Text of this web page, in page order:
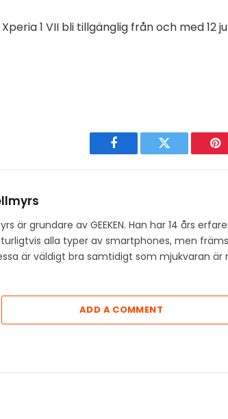
1 VII bli tillgänglig från och med 12
Facebook Twitter
är grundare av GEEKEN. Han har 14 års
alla typer av smartphones, men
är väldigt bra samtidigt som mjukvaran
ADD A COMMENT